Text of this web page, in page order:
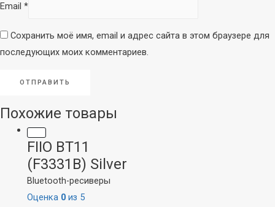
Email *
Сохранить моё имя, email и адрес сайта в этом браузере для
последующих моих комментариев.
Похожие товары
FIIO BT11
(F3331B) Silver
Bluetooth-ресиверы
Оценка 0из 5